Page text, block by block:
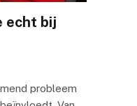
echt bij
probleem